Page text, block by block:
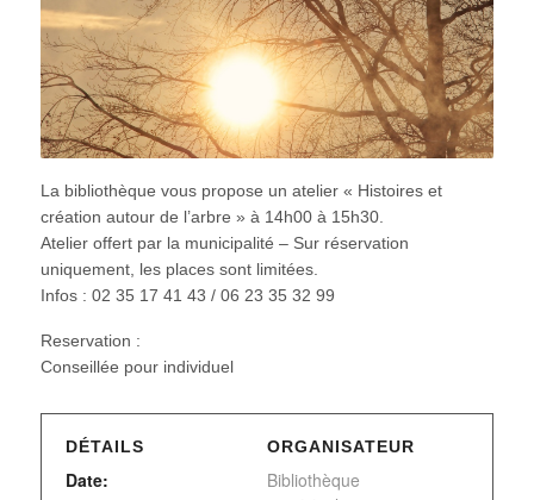
La bibliothèque vous propose un atelier « Histoires et
création autour de l’arbre » à 14h00 à 15h30.
Atelier offert par la municipalité – Sur réservation
uniquement, les places sont limitées.
Infos : 02 35 17 41 43 / 06 23 35 32 99
Reservation :
Conseillée pour individuel
DÉTAILS
Date:
ORGANISATEUR
Bibliothèque